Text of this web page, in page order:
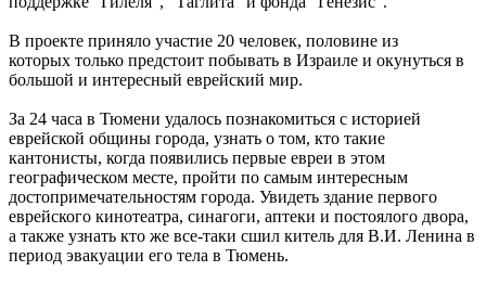
В проекте приняло участие 20 человек, половине из
которых только предстоит побывать в Израиле и окунуться в
большой и интересный еврейский мир.
За 24 часа в Тюмени удалось познакомиться с историей
еврейской общины города, узнать о том, кто такие
кантонисты, когда появились первые евреи в этом
географическом месте, пройти по самым интересным
достопримечательностям города. Увидеть здание первого
еврейского кинотеатра, синагоги, аптеки и постоялого двора,
а также узнать кто же все-таки сшил китель для В.И. Ленина в
период эвакуации его тела в Тюмень.